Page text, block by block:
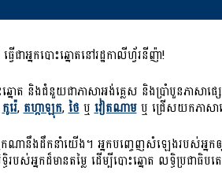
អ្នកបោះឆ្នោតនៅរដ្ឋកាលីហ្វ័រនីញ៉ា!
ឆ្នោត និងជំនួយជាភាសាអង់គ្លេស និងប្រាំបួនភាសា
កូរ៉េ,តហ្កាឡុក,ថៃឬវៀតណាមឬ ជ្រើសយកភាសា
អ្នកណានឹងដឹកនាំយើង។ អ្នកបញ្ចេញសំឡេងរបស់អ្ន
បស់អ្នកដ៏មានតម្លៃ ដើម្បីបោះឆ្នោត លទ្ធិប្រជា